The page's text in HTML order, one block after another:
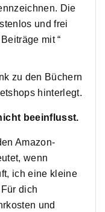
Die
und frei
mit “
zu den Büchern
hinterlegt.
beeinflusst.
Amazon-
wenn
ich eine kleine
dich
und